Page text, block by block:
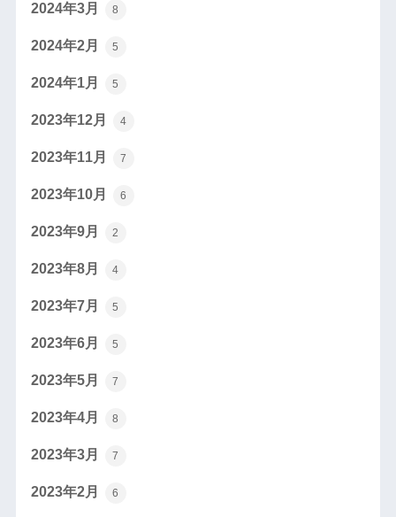
2024年3月 8
2024年2月 5
2024年1月 5
2023年12月 4
2023年11月 7
2023年10月 6
2023年9月 2
2023年8月 4
2023年7月 5
2023年6月 5
2023年5月 7
2023年4月 8
2023年3月 7
2023年2月 6